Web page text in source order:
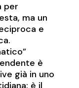
per
ma un
e
è
già in uno